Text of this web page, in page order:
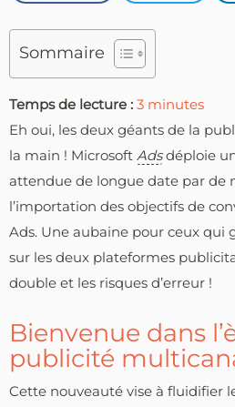
Sommaire
Temps de lecture : 3 minutes
Eh oui, les deux géants de la
la main ! Microsoft Adsdéploie
attendue de longue date par de
l’importation des objectifs de
Ads. Une aubaine pour ceux qui
sur les deux plateformes
double et les risques d’erreur !
Bienvenue dans
publicité
Cette nouveauté vise à fluidifier